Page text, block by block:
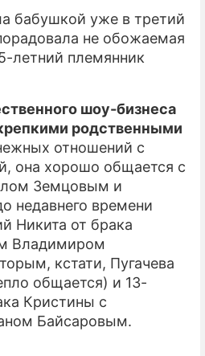
ЭКОНОМИКА
ПРОИСШЕСТВИЯ
СТИЛЬ ЖИЗНИ
СЕРИАЛЫ
ИГРЫ
ПРЕСС-РЕЛИЗЫ
О ПРОЕКТЕ
бабушкой уже в третий
не обожаемая
летний племянник
шоу-бизнеса
родственными
отношений с
она хорошо общается с
Земцовым и
недавнего времени
Никита от брака
Владимиром
кстати, Пугачева
общается) и 13-
Кристины с
Байсаровым.